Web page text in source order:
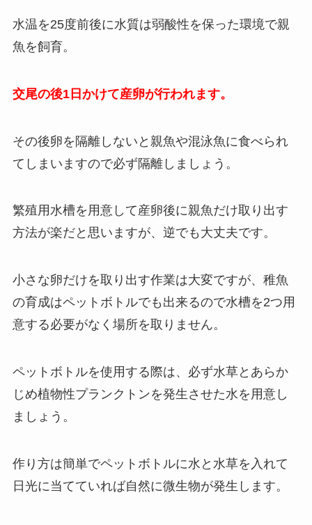
水温を25度前後に水質は弱酸性を保った環境で親
魚を飼育。
交尾の後1日かけて産卵が行われます。
その後卵を隔離しないと親魚や混泳魚に食べられ
てしまいますので必ず隔離しましょう。
繁殖用水槽を用意して産卵後に親魚だけ取り出す
方法が楽だと思いますが、逆でも大丈夫です。
小さな卵だけを取り出す作業は大変ですが、稚魚
の育成はペットボトルでも出来るので水槽を2つ用
意する必要がなく場所を取りません。
ペットボトルを使用する際は、必ず水草とあらか
じめ植物性プランクトンを発生させた水を用意し
ましょう。
作り方は簡単でペットボトルに水と水草を入れて
日光に当てていれば自然に微生物が発生します。